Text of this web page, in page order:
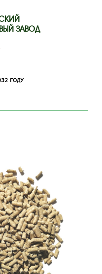
ЗАВОД
ГОДУ